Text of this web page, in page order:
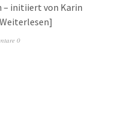
– initiiert von Karin
Weiterlesen
0